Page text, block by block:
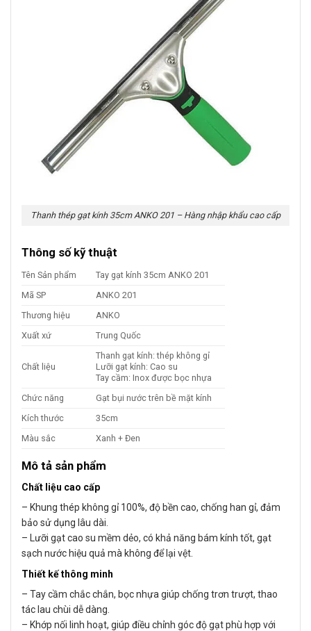
Thanh thép gạt kính 35cm ANKO 201 – Hàng nhập khẩu cao cấp
Thông số kỹ thuật
Tên Sản phẩm
Tay gạt kính 35cm ANKO 201
Mã SP
ANKO 201
Thương hiệu
ANKO
Xuất xứ
Trung Quốc
Chất liệu
Thanh gạt kính: thép không gỉ
Lưỡi gạt kính: Cao su
Tay cầm: Inox được bọc nhựa
Chức năng
Gạt bụi nước trên bề mặt kính
Kích thước
35cm
Màu sắc
Xanh + Đen
Mô tả sản phẩm
Chất liệu cao cấp
– Khung thép không gỉ 100%, độ bền cao, chống han gỉ, đảm
bảo sử dụng lâu dài.
– Lưỡi gạt cao su mềm dẻo, có khả năng bám kính tốt, gạt
sạch nước hiệu quả mà không để lại vệt.
Thiết kế thông minh
– Tay cầm chắc chắn, bọc nhựa giúp chống trơn trượt, thao
tác lau chùi dễ dàng.
– Khớp nối linh hoạt, giúp điều chỉnh góc độ gạt phù hợp với